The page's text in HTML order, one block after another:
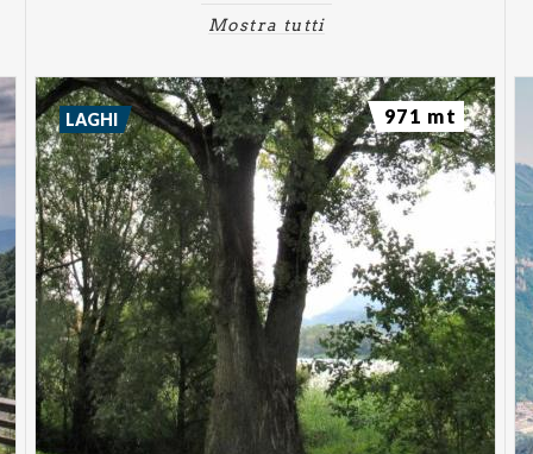
Mostra tutti
LAGHI 971 mt